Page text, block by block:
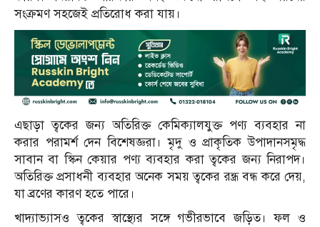
সংক্রমণ সহজেই প্রতিরোধ করা যায়।
এছাড়া ত্বকের জন্য অতিরিক্ত কেমিক্যালযুক্ত পণ্য ব্যবহার না
করার পরামর্শ দেন বিশেষজ্ঞরা। মৃদু ও প্রাকৃতিক উপাদানসমৃদ্ধ
সাবান বা স্কিন কেয়ার পণ্য ব্যবহার করা ত্বকের জন্য নিরাপদ।
অতিরিক্ত প্রসাধনী ব্যবহার অনেক সময় ত্বকের রন্ধ্র বন্ধ করে দেয়,
যা ব্রণের কারণ হতে পারে।
খাদ্যাভ্যাসও ত্বকের স্বাস্থ্যের সঙ্গে গভীরভাবে জড়িত। ফল ও